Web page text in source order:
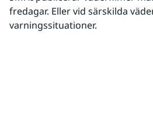
fredagar. Eller vid särskilda
varningssituationer.